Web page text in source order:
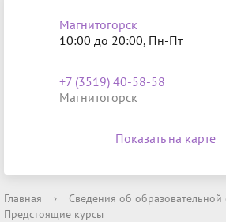
Магнитогорск
10:00 до 20:00, Пн-Пт
+7 (3519) 40-58-58
Магнитогорск
Показать на карте
Главная › Сведения об образовательной
Предстоящие курсы